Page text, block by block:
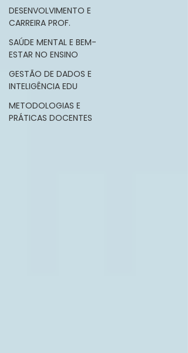
DESENVOLVIMENTO E
CARREIRA PROF.
SAÚDE MENTAL E BEM-
ESTAR NO ENSINO
GESTÃO DE DADOS E
INTELIGÊNCIA EDU
METODOLOGIAS E
PRÁTICAS DOCENTES